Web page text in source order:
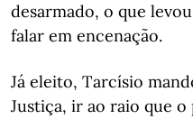
desarmado, o que
falar em encenação.
Já eleito, Tarcísio
Justiça, ir ao raio que